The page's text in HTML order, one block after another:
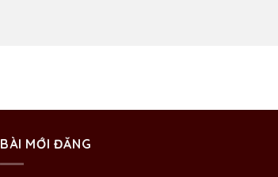
BÀI MỚI ĐĂNG